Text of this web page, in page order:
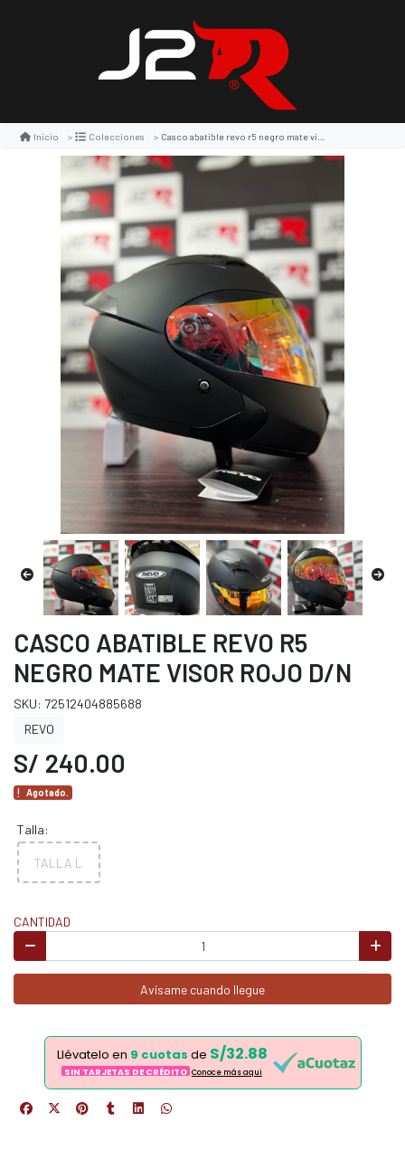
Inicio Colecciones Casco abatible revo r5 negro mate visor rojo d/n
CASCO ABATIBLE REVO R5
NEGRO MATE VISOR ROJO D/N
SKU: 72512404885688
REVO
S/ 240.00
Agotado.
Talla:
TALLA L
CANTIDAD
Avísame cuando llegue
Llévatelo en 9 cuotas de S/32.88
SIN TARJETAS DE CRÉDITO Conoce más aqui